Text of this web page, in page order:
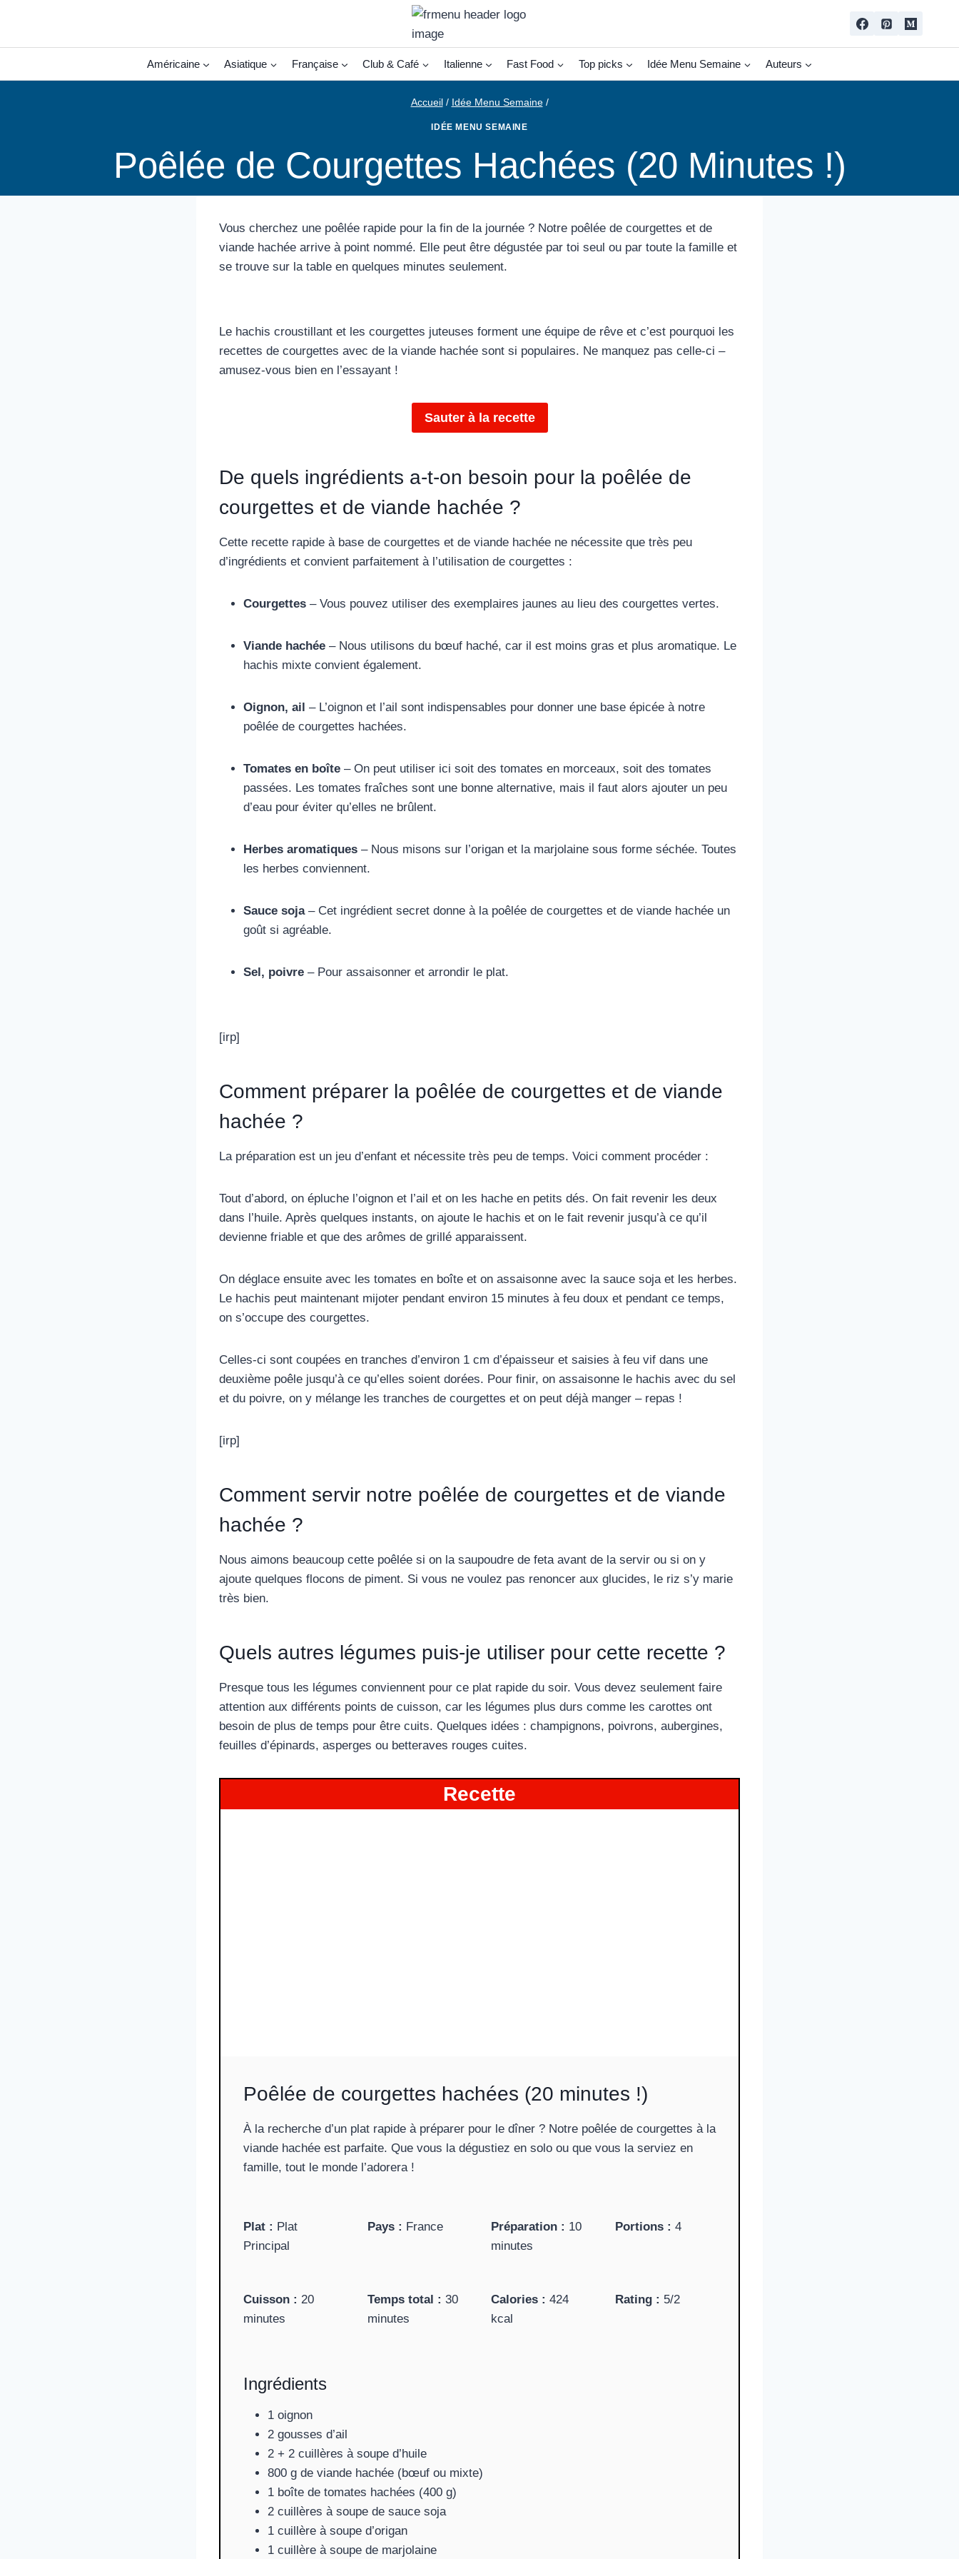
contenu
Américaine Asiatique Française Club & Café Italienne Fast Food Top picks Idée Menu Semaine Auteurs
Accueil / Idée Menu Semaine /
IDÉE MENU SEMAINE
Poêlée de Courgettes Hachées (20 Minutes !)
Vous cherchez une poêlée rapide pour la fin de la journée ? Notre poêlée de courgettes et de
viande hachée arrive à point nommé. Elle peut être dégustée par toi seul ou par toute la famille et
se trouve sur la table en quelques minutes seulement.
Le hachis croustillant et les courgettes juteuses forment une équipe de rêve et c’est pourquoi les
recettes de courgettes avec de la viande hachée sont si populaires. Ne manquez pas celle-ci –
amusez-vous bien en l’essayant !
Sauter à la recette
De quels ingrédients a-t-on besoin pour la poêlée de
courgettes et de viande hachée ?
Cette recette rapide à base de courgettes et de viande hachée ne nécessite que très peu
d’ingrédients et convient parfaitement à l’utilisation de courgettes :
Courgettes – Vous pouvez utiliser des exemplaires jaunes au lieu des courgettes vertes.
Viande hachée – Nous utilisons du bœuf haché, car il est moins gras et plus aromatique. Le
hachis mixte convient également.
Oignon, ail – L’oignon et l’ail sont indispensables pour donner une base épicée à notre
poêlée de courgettes hachées.
Tomates en boîte – On peut utiliser ici soit des tomates en morceaux, soit des tomates
passées. Les tomates fraîches sont une bonne alternative, mais il faut alors ajouter un peu
d’eau pour éviter qu’elles ne brûlent.
Herbes aromatiques – Nous misons sur l’origan et la marjolaine sous forme séchée. Toutes
les herbes conviennent.
Sauce soja– Cet ingrédient secret donne à la poêlée de courgettes et de viande hachée un
goût si agréable.
Sel, poivre – Pour assaisonner et arrondir le plat.
[irp]
Comment préparer la poêlée de courgettes et de viande
hachée ?
La préparation est un jeu d’enfant et nécessite très peu de temps. Voici comment procéder :
Tout d’abord, on épluche l’oignon et l’ail et on les hache en petits dés. On fait revenir les deux
dans l’huile. Après quelques instants, on ajoute le hachis et on le fait revenir jusqu’à ce qu’il
devienne friable et que des arômes de grillé apparaissent.
On déglace ensuite avec les tomates en boîte et on assaisonne avec la sauce soja et les herbes.
Le hachis peut maintenant mijoter pendant environ 15 minutes à feu doux et pendant ce temps,
on s’occupe des courgettes.
Celles-ci sont coupées en tranches d’environ 1 cm d’épaisseur et saisies à feu vif dans une
deuxième poêle jusqu’à ce qu’elles soient dorées. Pour finir, on assaisonne le hachis avec du sel
et du poivre, on y mélange les tranches de courgettes et on peut déjà manger – repas !
[irp]
Comment servir notre poêlée de courgettes et de viande
hachée ?
Nous aimons beaucoup cette poêlée si on la saupoudre de feta avant de la servir ou si on y
ajoute quelques flocons de piment. Si vous ne voulez pas renoncer aux glucides, le riz s’y marie
très bien.
Quels autres légumes puis-je utiliser pour cette recette ?
Presque tous les légumes conviennent pour ce plat rapide du soir. Vous devez seulement faire
attention aux différents points de cuisson, car les légumes plus durs comme les carottes ont
besoin de plus de temps pour être cuits. Quelques idées : champignons, poivrons, aubergines,
feuilles d’épinards, asperges ou betteraves rouges cuites.
Recette
Poêlée de courgettes hachées (20 minutes !)
À la recherche d’un plat rapide à préparer pour le dîner ? Notre poêlée de courgettes à la
viande hachée est parfaite. Que vous la dégustiez en solo ou que vous la serviez en
famille, tout le monde l’adorera !
Plat : Plat
Principal
Pays : France Préparation : 10
minutes
Portions : 4
Cuisson : 20
minutes
Temps total : 30
minutes
Calories : 424
kcal
Rating : 5/2
Ingrédients
1 oignon
2 gousses d’ail
2 + 2 cuillères à soupe d’huile
800 g de viande hachée (bœuf ou mixte)
1 boîte de tomates hachées (400 g)
2 cuillères à soupe de sauce soja
1 cuillère à soupe d’origan
1 cuillère à soupe de marjolaine